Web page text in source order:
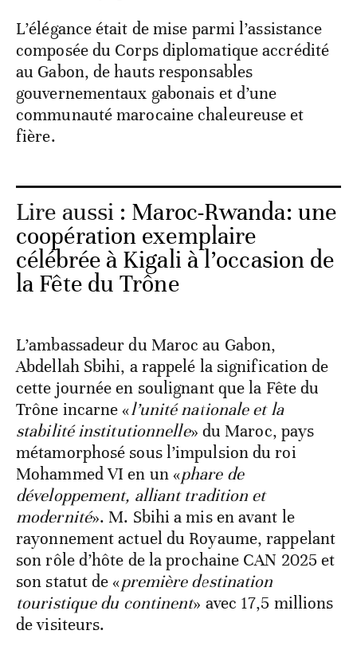
L’élégance était de mise parmi l’assistance
composée du Corps diplomatique accrédité
au Gabon, de hauts responsables
gouvernementaux gabonais et d’une
communauté marocaine chaleureuse et
fière.
Lire aussi : Maroc-Rwanda: une
coopération exemplaire
célébrée à Kigali à l’occasion de
la Fête du Trône
L’ambassadeur du Maroc au Gabon,
Abdellah Sbihi, a rappelé la signification de
cette journée en soulignant que la Fête du
Trône incarne «l’unité nationale et la
stabilité institutionnelle» du Maroc, pays
métamorphosé sous l’impulsion du roi
Mohammed VI en un «phare de
développement, alliant tradition et
modernité». M. Sbihi a mis en avant le
rayonnement actuel du Royaume, rappelant
son rôle d’hôte de la prochaine CAN 2025 et
son statut de «première destination
touristique du continent» avec 17,5 millions
de visiteurs.